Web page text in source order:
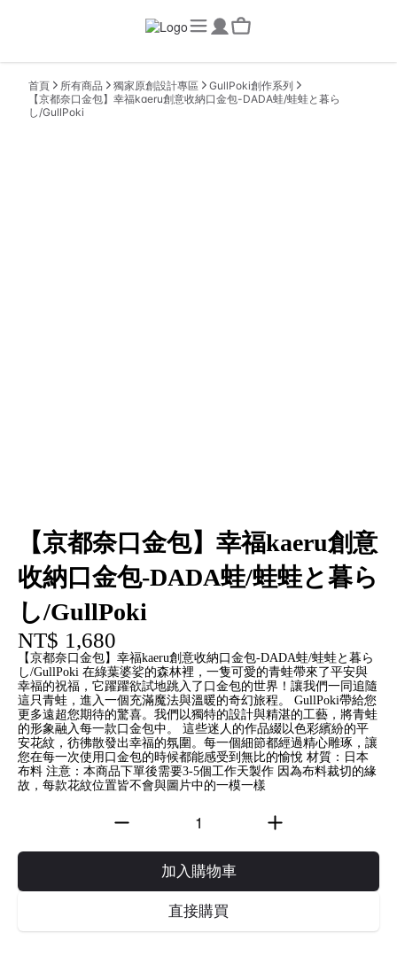
首頁 所有商品 獨家原創設計專區
GullPoki創作系列
【京都奈口金包】幸福kaeru創意收納口金包-DADA蛙/蛙蛙と暮ら
し/GullPoki
【京都奈口金包】幸福kaeru創意
收納口金包-DADA蛙/蛙蛙と暮ら
し/GullPoki
NT$ 1,680
【京都奈口金包】幸福kaeru創意收納口金包-DADA蛙/蛙蛙と暮ら
し/GullPoki 在綠葉婆娑的森林裡，一隻可愛的青蛙帶來了平安與
幸福的祝福，它躍躍欲試地跳入了口金包的世界！讓我們一同追隨
這只青蛙，進入一個充滿魔法與溫暖的奇幻旅程。 GullPoki帶給您
更多遠超您期待的驚喜。我們以獨特的設計與精湛的工藝，將青蛙
的形象融入每一款口金包中。 這些迷人的作品綴以色彩繽紛的平
安花紋，彷彿散發出幸福的氛圍。每一個細節都經過精心雕琢，讓
您在每一次使用口金包的時候都能感受到無比的愉悅 材質：日本
布料 注意：本商品下單後需要3-5個工作天製作 因為布料裁切的緣
故，每款花紋位置皆不會與圖片中的一模一樣
加入購物車
直接購買